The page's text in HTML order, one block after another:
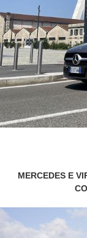
MERCEDES E